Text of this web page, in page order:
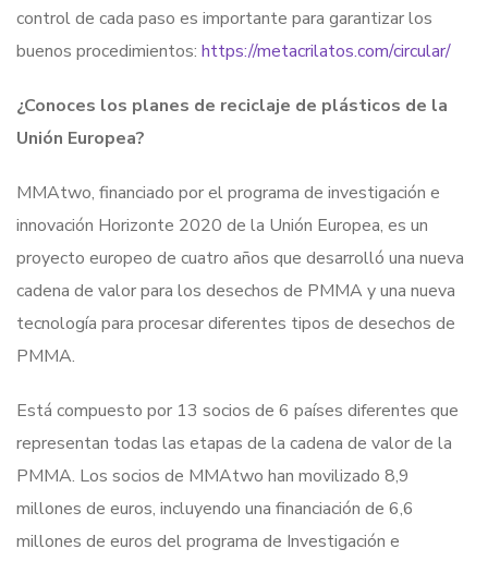
control de cada paso es importante para garantizar los
buenos procedimientos: https://metacrilatos.com/circular/
¿Conoces los planes de reciclaje de plásticos de la
Unión Europea?
MMAtwo, financiado por el programa de investigación e
innovación Horizonte 2020 de la Unión Europea, es un
proyecto europeo de cuatro años que desarrolló una nueva
cadena de valor para los desechos de PMMA y una nueva
tecnología para procesar diferentes tipos de desechos de
PMMA.
Está compuesto por 13 socios de 6 países diferentes que
representan todas las etapas de la cadena de valor de la
PMMA. Los socios de MMAtwo han movilizado 8,9
millones de euros, incluyendo una financiación de 6,6
millones de euros del programa de Investigación e